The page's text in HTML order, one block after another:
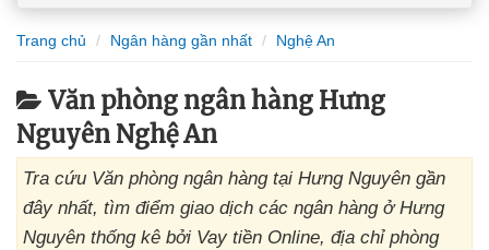
Trang chủ Ngân hàng gần nhất Nghệ An
Văn phòng ngân hàng Hưng
Nguyên Nghệ An
Tra cứu Văn phòng ngân hàng tại Hưng Nguyên gần
đây nhất, tìm điểm giao dịch các ngân hàng ở Hưng
Nguyên thống kê bởi Vay tiền Online, địa chỉ phòng